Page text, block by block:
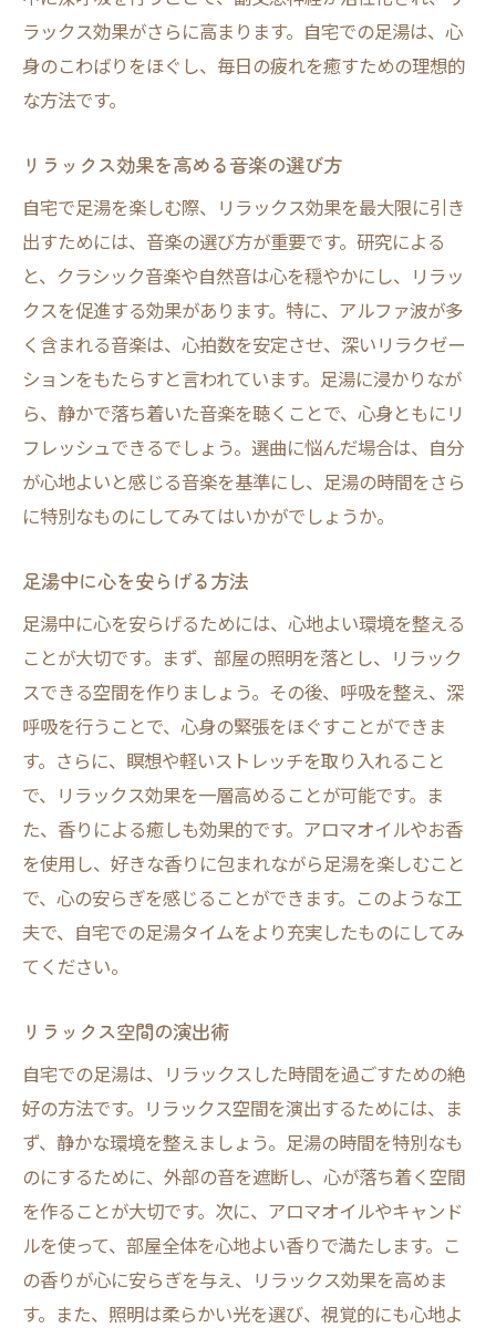
ラックス効果がさらに高まります。自宅での足湯は、心
身のこわばりをほぐし、毎日の疲れを癒すための理想的
な方法です。
リラックス効果を高める音楽の選び方
自宅で足湯を楽しむ際、リラックス効果を最大限に引き
出すためには、音楽の選び方が重要です。研究による
と、クラシック音楽や自然音は心を穏やかにし、リラッ
クスを促進する効果があります。特に、アルファ波が多
く含まれる音楽は、心拍数を安定させ、深いリラクゼー
ションをもたらすと言われています。足湯に浸かりなが
ら、静かで落ち着いた音楽を聴くことで、心身ともにリ
フレッシュできるでしょう。選曲に悩んだ場合は、自分
が心地よいと感じる音楽を基準にし、足湯の時間をさら
に特別なものにしてみてはいかがでしょうか。
足湯中に心を安らげる方法
足湯中に心を安らげるためには、心地よい環境を整える
ことが大切です。まず、部屋の照明を落とし、リラック
スできる空間を作りましょう。その後、呼吸を整え、深
呼吸を行うことで、心身の緊張をほぐすことができま
す。さらに、瞑想や軽いストレッチを取り入れること
で、リラックス効果を一層高めることが可能です。ま
た、香りによる癒しも効果的です。アロマオイルやお香
を使用し、好きな香りに包まれながら足湯を楽しむこと
で、心の安らぎを感じることができます。このような工
夫で、自宅での足湯タイムをより充実したものにしてみ
てください。
リラックス空間の演出術
自宅での足湯は、リラックスした時間を過ごすための絶
好の方法です。リラックス空間を演出するためには、ま
ず、静かな環境を整えましょう。足湯の時間を特別なも
のにするために、外部の音を遮断し、心が落ち着く空間
を作ることが大切です。次に、アロマオイルやキャンド
ルを使って、部屋全体を心地よい香りで満たします。こ
の香りが心に安らぎを与え、リラックス効果を高めま
す。また、照明は柔らかい光を選び、視覚的にも心地よ